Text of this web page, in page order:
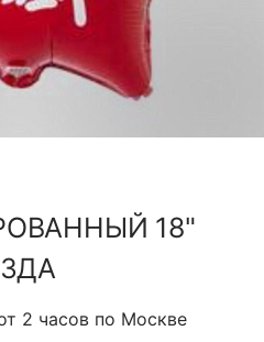
18"
2 часов по Москве
и храним их в безопасности